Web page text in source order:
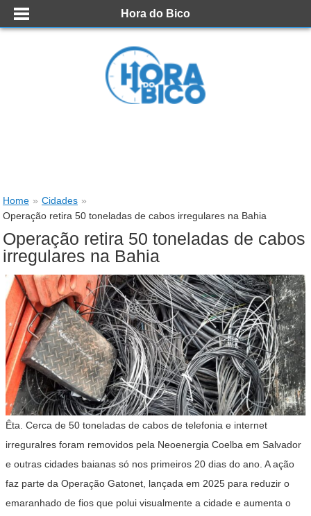
Hora do Bico
Home » Cidades »
Operação retira 50 toneladas de cabos irregulares na Bahia
Operação retira 50 toneladas de cabos
irregulares na Bahia
Êta. Cerca de 50 toneladas de cabos de telefonia e internet
irreguralres foram removidos pela Neoenergia Coelba em Salvador
e outras cidades baianas só nos primeiros 20 dias do ano. A ação
faz parte da Operação Gatonet, lançada em 2025 para reduzir o
emaranhado de fios que polui visualmente a cidade e aumenta o